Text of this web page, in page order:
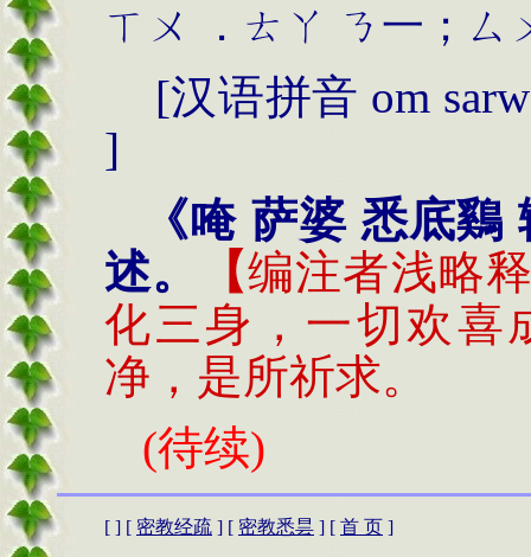
ㄒㄨ
．ㄊㄚ ㄋ一；ㄙ
[汉语拼音 om
]
《唵 萨婆 悉底
述。
【编注者浅略
化三身，一切欢喜
净，是所祈求。
(待续)
[ ] [ 密教经疏 ] [ 密教悉昙 ] [ 首 页 ]